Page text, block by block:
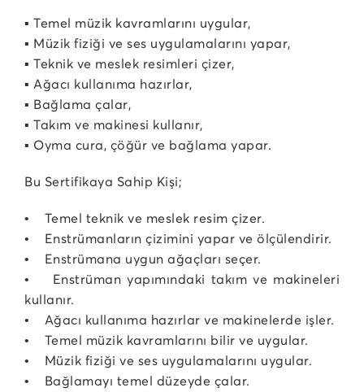
▪ Temel müzik kavramlarını uygular,
▪ Müzik fiziği ve ses uygulamalarını yapar,
▪ Teknik ve meslek resimleri çizer,
▪ Ağacı kullanıma hazırlar,
▪ Bağlama çalar,
▪ Takım ve makinesi kullanır,
▪ Oyma cura, çöğür ve bağlama yapar.
Bu Sertifikaya Sahip Kişi;
• Temel teknik ve meslek resim çizer.
• Enstrümanların çizimini yapar ve ölçülendirir.
• Enstrümana uygun ağaçları seçer.
• Enstrüman yapımındaki takım ve makineleri
kullanır.
• Ağacı kullanıma hazırlar ve makinelerde işler.
• Temel müzik kavramlarını bilir ve uygular.
• Müzik fiziği ve ses uygulamalarını uygular.
• Bağlamayı temel düzeyde çalar.